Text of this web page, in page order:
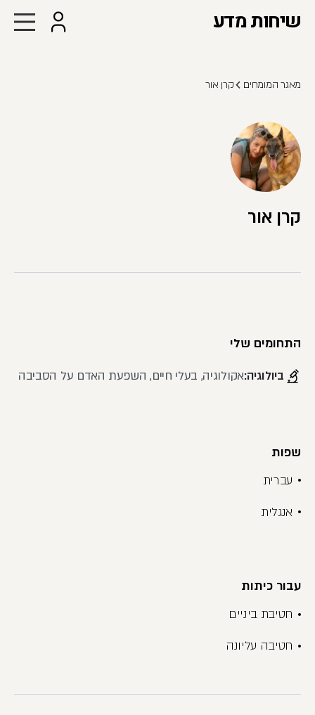
שיחות מדע
מאגר המומחים קרן אור
קרן אור
התחומים שלי
ביולוגיה:אקולוגיה, בעלי חיים, השפעת האדם על הסביבה
שפות
עברית
אנגלית
עבור כיתות
חטיבת ביניים
חטיבה עליונה